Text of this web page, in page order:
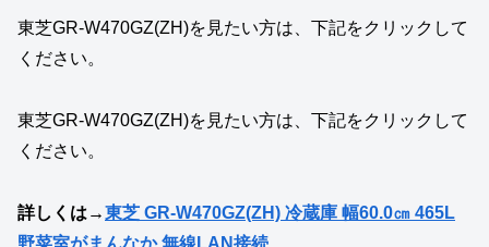
東芝GR‑W470GZ(ZH)を見たい方は、下記をクリックして
ください。
東芝GR‑W470GZ(ZH)を見たい方は、下記をクリックして
ください。
詳しくは→東芝 GR-W470GZ(ZH) 冷蔵庫 幅60.0㎝ 465L
野菜室がまんなか 無線LAN接続